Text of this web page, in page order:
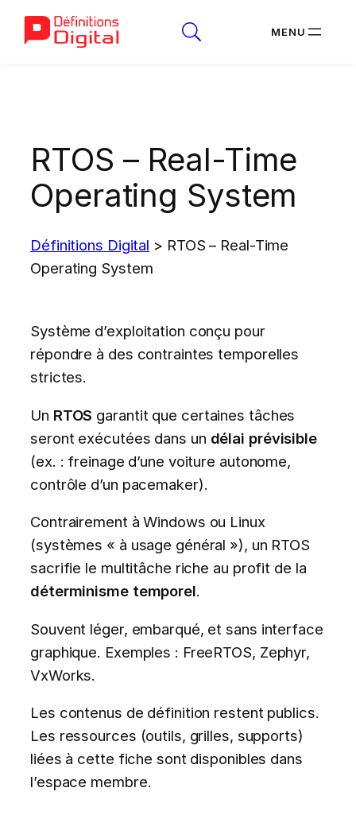
RTOS – Real-Time
Operating System
Définitions Digital > RTOS – Real-Time
Operating System
Système d’exploitation conçu pour
répondre à des contraintes temporelles
strictes.
Un RTOS garantit que certaines tâches
seront exécutées dans un délai prévisible
(ex. : freinage d’une voiture autonome,
contrôle d’un pacemaker).
Contrairement à Windows ou Linux
(systèmes « à usage général »), un RTOS
sacrifie le multitâche riche au profit de la
déterminisme temporel.
Souvent léger, embarqué, et sans interface
graphique. Exemples : FreeRTOS, Zephyr,
VxWorks.
Les contenus de définition restent publics.
Les ressources (outils, grilles, supports)
liées à cette fiche sont disponibles dans
l’espace membre.